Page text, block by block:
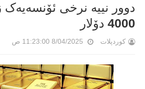
دوور نییە نرخی ئۆنسەیەک
4000 دۆلار
کوردپلات 8/04/2025 11:23:00 ص